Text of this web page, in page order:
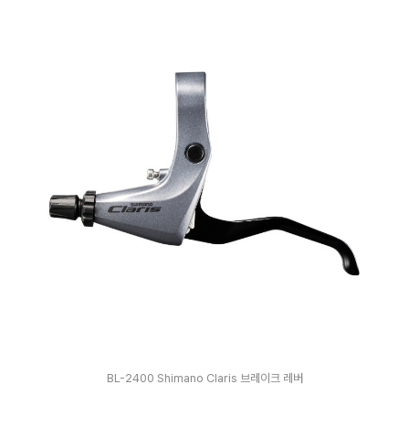
BL-2400 Shimano Claris 브레이크 레버